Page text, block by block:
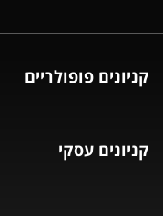
קניונים פופולריים
קניונים עסקי